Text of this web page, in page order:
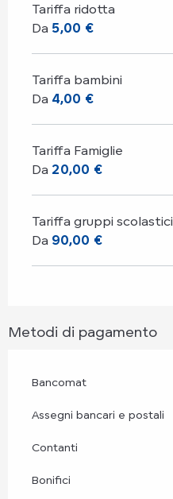
Tariffa ridotta
Da 5,00 €
Tariffa bambini
Da 4,00 €
Tariffa Famiglie
Da 20,00 €
Tariffa gruppi scolastici
Da 90,00 €
Metodi di pagamento
Bancomat
Assegni bancari e postali
Contanti
Bonifici